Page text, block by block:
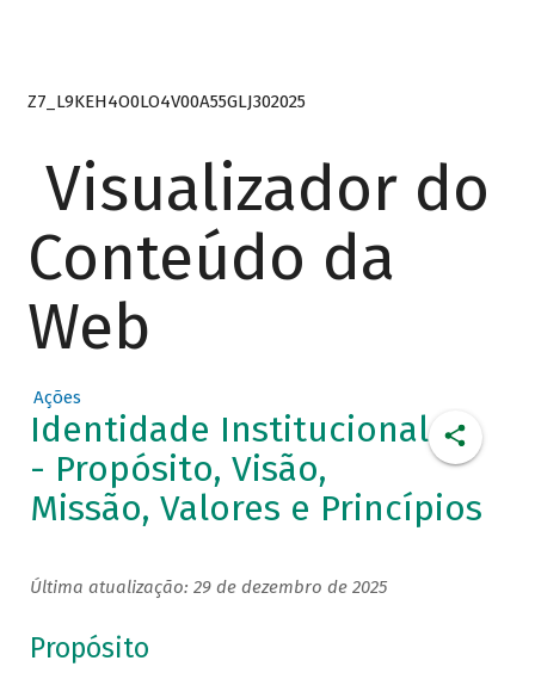
Z7_L9KEH4O0LO4V00A55GLJ302025
Visualizador do
Conteúdo da
Web
Ações
Identidade Institucional
- Propósito, Visão,
Missão, Valores e Princípios
Última atualização: 29 de dezembro de 2025
Propósito